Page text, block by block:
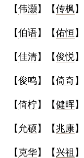
【伟灏】【传枫
【伯语】【佑恒
【佳清】【俊悦
【俊鸣】【倚奇
【倚柠】【健晖
【 允硕 】【兆康
【克华】【兴祖